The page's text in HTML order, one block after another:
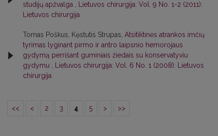
studijų apžvalga
Lietuvos chirurgija: Vol. 9 No. 1-2 (2011):
Lietuvos chirurgija
Tomas Poškus, Kęstutis Strupas, Atsitiktinės atrankos imčių
tyrimas lyginant pirmo ir antro laipsnio hemorojaus
gydymą perrišant guminiais žiedais su konservatyviu
gydymu
Lietuvos chirurgija: Vol. 6 No. 1 (2008): Lietuvos
chirurgija
<< < 2 3 4 5 > >>